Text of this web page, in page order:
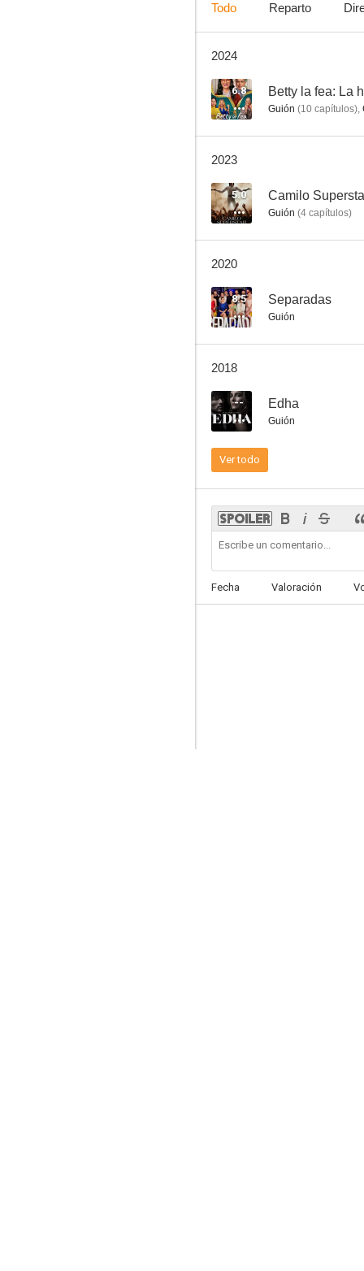
5.0
Todo Reparto
2024
6.8 Betty la fea: La
Guión (10 capítulos),
2023
5.0 Camilo
Guión (4 capítulos)
2020
8.5 Separadas
Guión
2018
-- Edha
Guión
Ver todo
Fecha Valoración